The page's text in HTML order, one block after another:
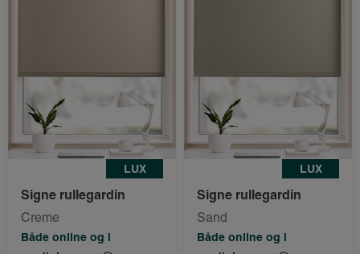
LUX
Signe rullegardin
Creme
Både online og i
LUX
Signe rullegardin
Sand
Både online og i